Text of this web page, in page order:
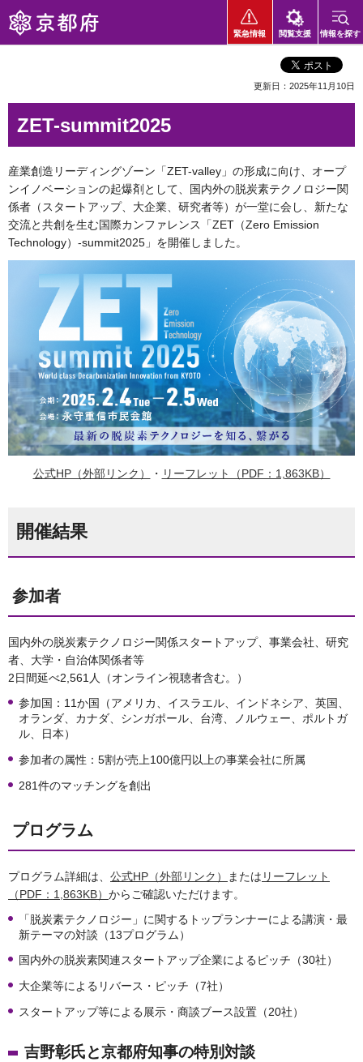
京都府
緊急情報 閲覧支援 情報を探す
更新日：2025年11月10日
ZET-summit2025
産業創造リーディングゾーン「ZET-valley」の形成に向け、オープ
ンイノベーションの起爆剤として、国内外の脱炭素テクノロジー関
係者（スタートアップ、大企業、研究者等）が一堂に会し、新たな
交流と共創を生む国際カンファレンス「ZET（Zero Emission
Technology）-summit2025」を開催しました。
公式HP（外部リンク） ・ リーフレット（PDF：1,863KB）
開催結果
参加者
国内外の脱炭素テクノロジー関係スタートアップ、事業会社、研究
者、大学・自治体関係者等
2日間延べ2,561人（オンライン視聴者含む。）
参加国：11か国（アメリカ、イスラエル、インドネシア、英国、
オランダ、カナダ、シンガポール、台湾、ノルウェー、ポルトガ
ル、日本）
参加者の属性：5割が売上100億円以上の事業会社に所属
281件のマッチングを創出
プログラム
プログラム詳細は、 公式HP（外部リンク） または リーフレット
（PDF：1,863KB） からご確認いただけます。
「脱炭素テクノロジー」に関するトップランナーによる講演・最
新テーマの対談（13プログラム）
国内外の脱炭素関連スタートアップ企業によるピッチ（30社）
大企業等によるリバース・ピッチ（7社）
スタートアップ等による展示・商談ブース設置（20社）
吉野彰氏と京都府知事の特別対談